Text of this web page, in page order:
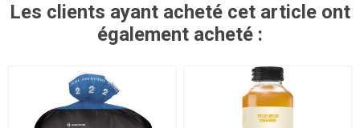
Les clients ayant acheté cet article ont
également acheté :